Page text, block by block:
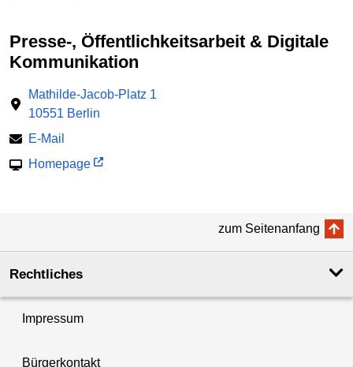
Presse-, Öffentlichkeitsarbeit & Digitale
Kommunikation
Mathilde-Jacob-Platz 1
10551 Berlin
E-Mail
Homepage
zum Seitenanfang
Rechtliches
Impressum
Bürgerkontakt